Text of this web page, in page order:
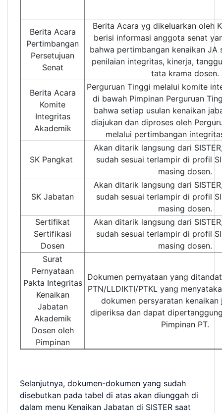
Berita Acara
Pertimbangan
Persetujuan
Senat
Berita Acara yg dikeluarkan oleh
berisi informasi anggota senat
bahwa pertimbangan kenaikan JA
penilaian integritas, kinerja,
tata krama dosen.
Berita Acara
Komite
Integritas
Akademik
Perguruan Tinggi melalui komite
di bawah Pimpinan Perguruan
bahwa setiap usulan kenaikan
diajukan dan diproses oleh
melalui pertimbangan
SK Pangkat
Akan ditarik langsung dari
sudah sesuai terlampir di profil
masing dosen.
SK Jabatan
Akan ditarik langsung dari
sudah sesuai terlampir di profil
masing dosen.
Sertifikat
Sertifikasi
Dosen
Akan ditarik langsung dari
sudah sesuai terlampir di profil
masing dosen.
Surat
Pernyataan
Pakta Integritas
Kenaikan
Jabatan
Akademik
Dosen oleh
Pimpinan
Dokumen pernyataan yang
PTN/LLDIKTI/PTKL yang
dokumen persyaratan kenaikan
diperiksa dan dapat
Pimpinan PT.
Selanjutnya, dokumen-dokumen yang sudah
disebutkan pada tabel di atas akan diunggah di
dalam menu Kenaikan Jabatan di SISTER saat